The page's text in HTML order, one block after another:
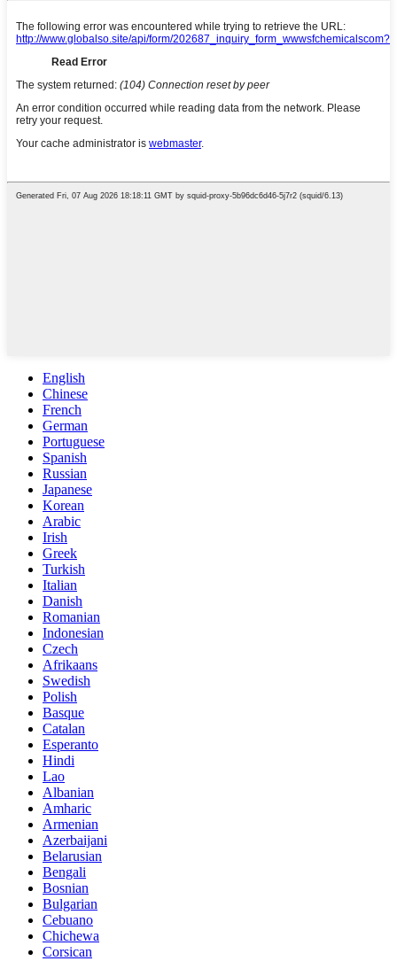
English
Chinese
French
German
Portuguese
Spanish
Russian
Japanese
Korean
Arabic
Irish
Greek
Turkish
Italian
Danish
Romanian
Indonesian
Czech
Afrikaans
Swedish
Polish
Basque
Catalan
Esperanto
Hindi
Lao
Albanian
Amharic
Armenian
Azerbaijani
Belarusian
Bengali
Bosnian
Bulgarian
Cebuano
Chichewa
Corsican